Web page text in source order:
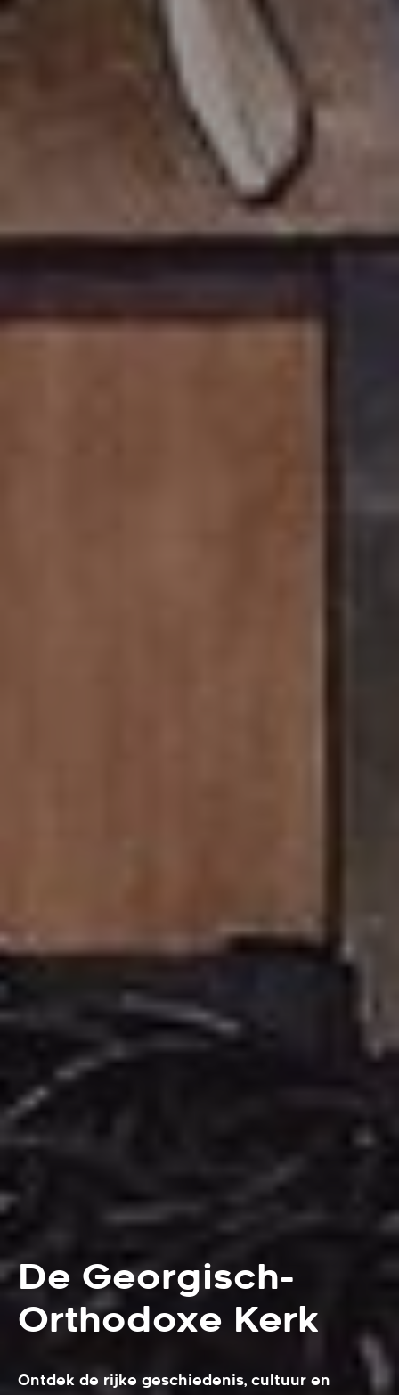
De Georgisch-
Orthodoxe Kerk
Ontdek de rijke geschiedenis, cultuur en